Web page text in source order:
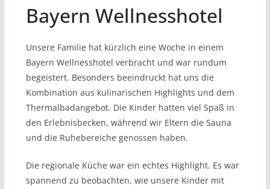
Bayern Wellnesshotel
Unsere Familie hat kürzlich eine Woche in einem
Bayern Wellnesshotel verbracht und war rundum
begeistert. Besonders beeindruckt hat uns die
Kombination aus kulinarischen Highlights und dem
Thermalbadangebot. Die Kinder hatten viel Spaß in
den Erlebnisbecken, während wir Eltern die Sauna
und die Ruhebereiche genossen haben.
Die regionale Küche war ein echtes Highlight. Es war
spannend zu beobachten, wie unsere Kinder mit